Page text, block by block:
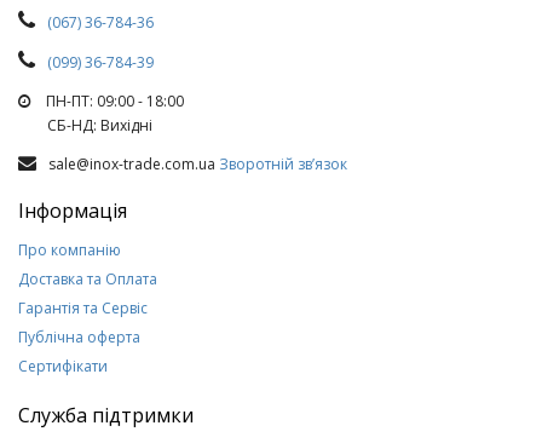
(067) 36-784-36
(099) 36-784-39
ПН-ПТ: 09:00 - 18:00
СБ-НД: Вихiднi
sale@inox-trade.com.ua Зворотній зв’язок
Інформація
Про компанію
Доставка та Оплата
Гарантія та Сервіс
Публічна оферта
Сертифікати
Служба підтримки